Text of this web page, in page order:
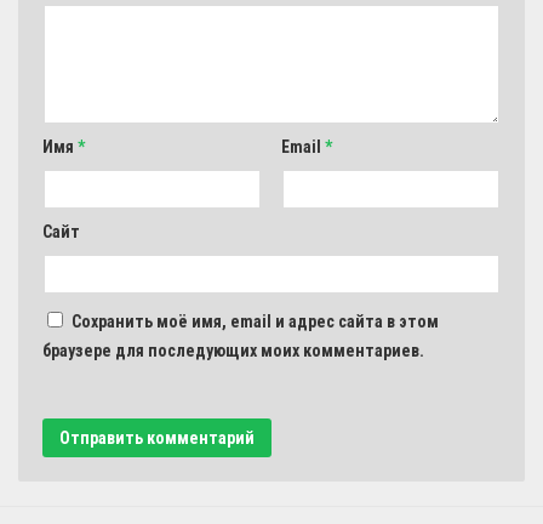
Имя * Email *
Сайт
Сохранить моё имя, email и адрес сайта в этом
браузере для последующих моих комментариев.